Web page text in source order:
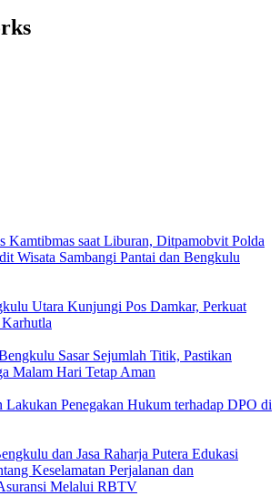
Kamtibmas saat Liburan, Ditpamobvit Polda
Wisata Sambangi Pantai dan Bengkulu
Utara Kunjungi Pos Damkar, Perkuat
Sasar Sejumlah Titik, Pastikan
Malam Hari Tetap Aman
Lakukan Penegakan Hukum terhadap DPO di
dan Jasa Raharja Putera Edukasi
Keselamatan Perjalanan dan
Melalui RBTV